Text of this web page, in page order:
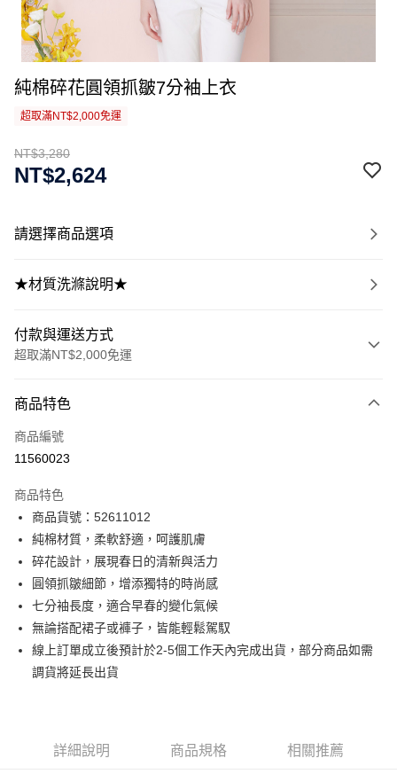
純棉碎花圓領抓皺7分袖上衣
超取滿NT$2,000免運
NT$3,280
NT$2,624
請選擇商品選項
★材質洗滌說明★
付款與運送方式
超取滿NT$2,000免運
信用卡一次付款
信用卡分期付款
合作金庫商業銀行
華南商業銀行
上海商業儲蓄銀行
國泰世華商業銀行
兆豐國際商業銀行
臺灣中小企業銀行
台中商業銀行
匯豐（台灣）商業銀行
聯邦商業銀行
遠東國際商業銀行
元大商業銀行
永豐商業銀行
玉山商業銀行
星展（台灣）商業銀行
台新國際商業銀行
6 期 0 利率 每期
華南商業銀行
上海商業儲蓄銀行
台北富邦商業銀行
國泰世華商業銀行
兆豐國際商業銀行
臺灣中小企業銀行
台中商業銀行
匯豐（台灣）商業銀行
華泰商業銀行
聯邦商業銀行
遠東國際商業銀行
元大商業銀行
永豐商業銀行
玉山商業銀行
12 期 0 利率 每期
合作金庫商業銀行
第一商業銀行
上海商業儲蓄銀行
台北富邦商業銀行
國泰世華商業銀行
兆豐國際商業銀行
臺灣中小企業銀行
台中商業銀行
匯豐（台灣）商業銀行
華泰商業銀行
聯邦商業銀行
台灣樂天信用卡公司
超商取貨付款
LINE Pay
Apple Pay
街口支付
全盈+PAY
商品特色
商品編號
11560023
商品特色
商品貨號：52611012
純棉材質，柔軟舒適，呵護肌膚
碎花設計，展現春日的清新與活力
圓領抓皺細節，增添獨特的時尚感
七分袖長度，適合早春的變化氣候
無論搭配裙子或褲子，皆能輕鬆駕馭
線上訂單成立後預計於2-5個工作天內完成出貨，部分商品如需
調貨將延長出貨
詳細說明 商品規格 相關推薦